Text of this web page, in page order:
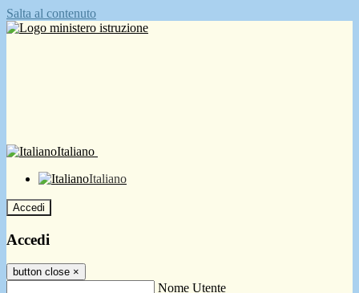
Salta al contenuto
Italiano
Italiano
Accedi
Accedi
button close ×
Nome Utente